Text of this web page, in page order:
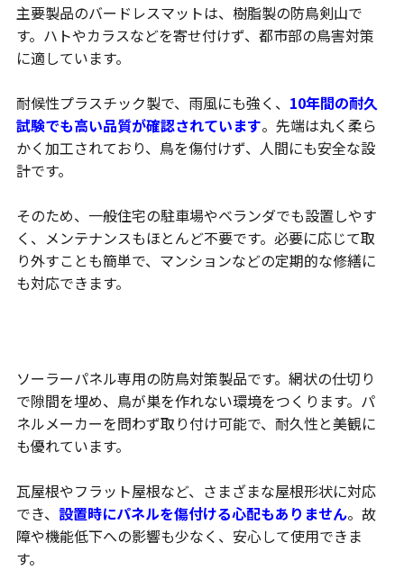
主要製品のバードレスマットは、樹脂製の防鳥剣山で
す。ハトやカラスなどを寄せ付けず、都市部の鳥害対策
に適しています。
耐候性プラスチック製で、雨風にも強く、 10年間の耐久
試験でも高い品質が確認されています。先端は丸く柔ら
かく加工されており、鳥を傷付けず、人間にも安全な設
計です。
そのため、一般住宅の駐車場やベランダでも設置しやす
く、メンテナンスもほとんど不要です。必要に応じて取
り外すことも簡単で、マンションなどの定期的な修繕に
も対応できます。
ソーラーパネル専用の防鳥対策製品です。網状の仕切り
で隙間を埋め、鳥が巣を作れない環境をつくります。パ
ネルメーカーを問わず取り付け可能で、耐久性と美観に
も優れています。
瓦屋根やフラット屋根など、さまざまな屋根形状に対応
でき、 設置時にパネルを傷付ける心配もありません。故
障や機能低下への影響も少なく、安心して使用できま
す。